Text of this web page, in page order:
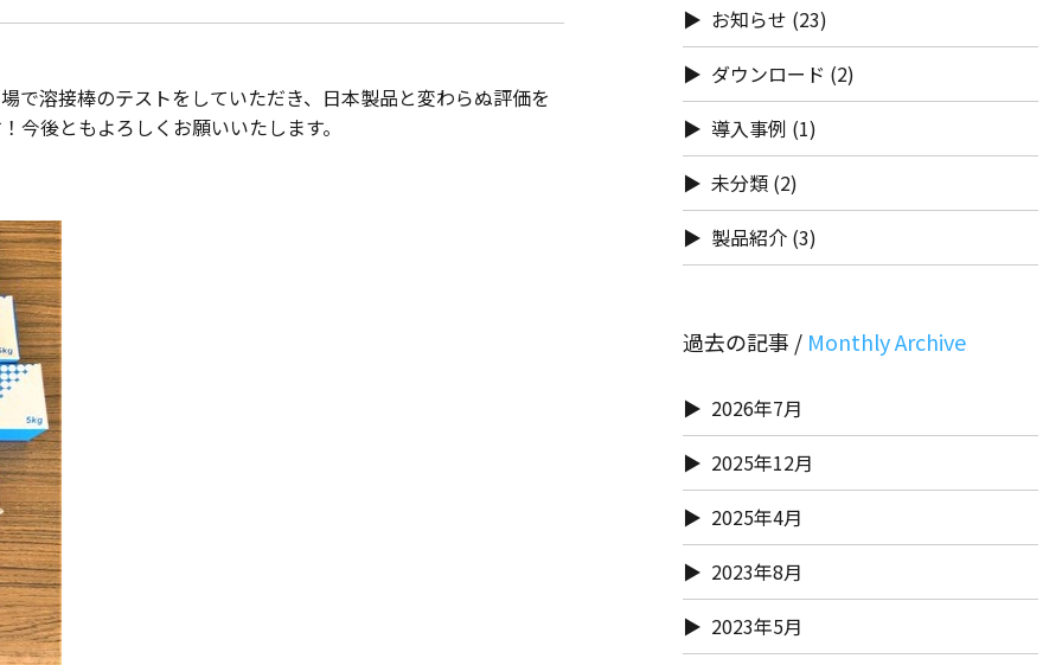
で溶接棒のテストをしていただき、日本製品と変わらぬ評価を
今後ともよろしくお願いいたします。
お知らせ (23)
ダウンロード (2)
導入事例 (1)
未分類 (2)
製品紹介 (3)
過去の記事 /
2026年7月
2025年12月
2025年4月
2023年8月
2023年5月